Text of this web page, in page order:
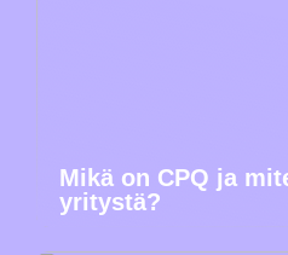
Mikä on CPQ ja
yritystä?